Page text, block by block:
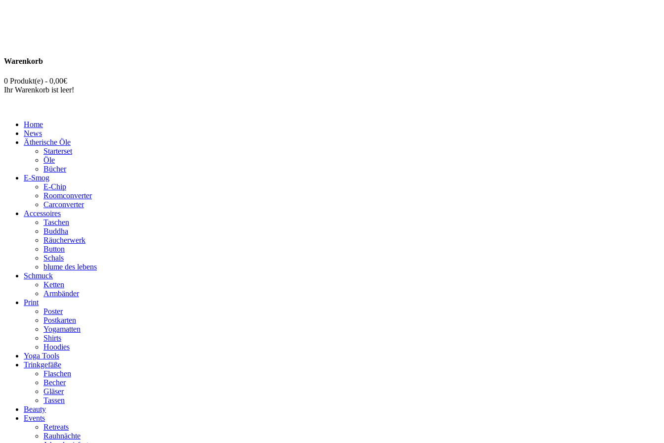
Warenkorb
0 Produkt(e) - 0,00€
Ihr Warenkorb ist leer!
Home
News
Ätherische Öle
Starterset
Öle
Bücher
E-Smog
E-Chip
Roomconverter
Carconverter
Accessoires
Taschen
Buddha
Räucherwerk
Button
Schals
blume des lebens
Schmuck
Ketten
Armbänder
Print
Poster
Postkarten
Yogamatten
Shirts
Hoodies
Yoga Tools
Trinkgefäße
Flaschen
Becher
Gläser
Tassen
Beauty
Events
Retreats
Rauhnächte